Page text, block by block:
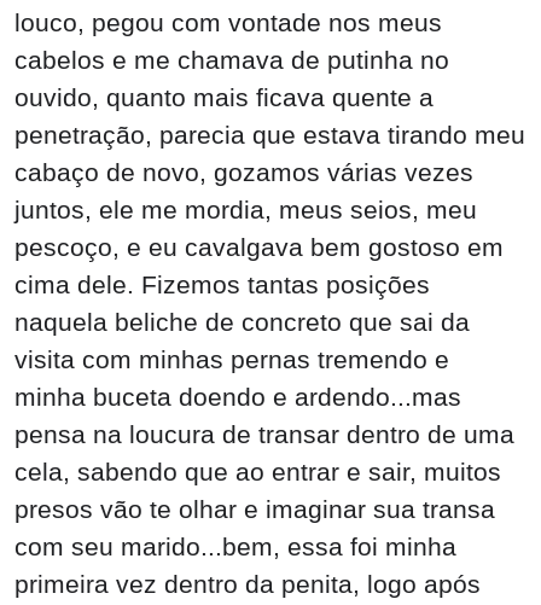
louco, pegou com vontade nos meus
cabelos e me chamava de putinha no
ouvido, quanto mais ficava quente a
penetração, parecia que estava tirando meu
cabaço de novo, gozamos várias vezes
juntos, ele me mordia, meus seios, meu
pescoço, e eu cavalgava bem gostoso em
cima dele. Fizemos tantas posições
naquela beliche de concreto que sai da
visita com minhas pernas tremendo e
minha buceta doendo e ardendo...mas
pensa na loucura de transar dentro de uma
cela, sabendo que ao entrar e sair, muitos
presos vão te olhar e imaginar sua transa
com seu marido...bem, essa foi minha
primeira vez dentro da penita, logo após